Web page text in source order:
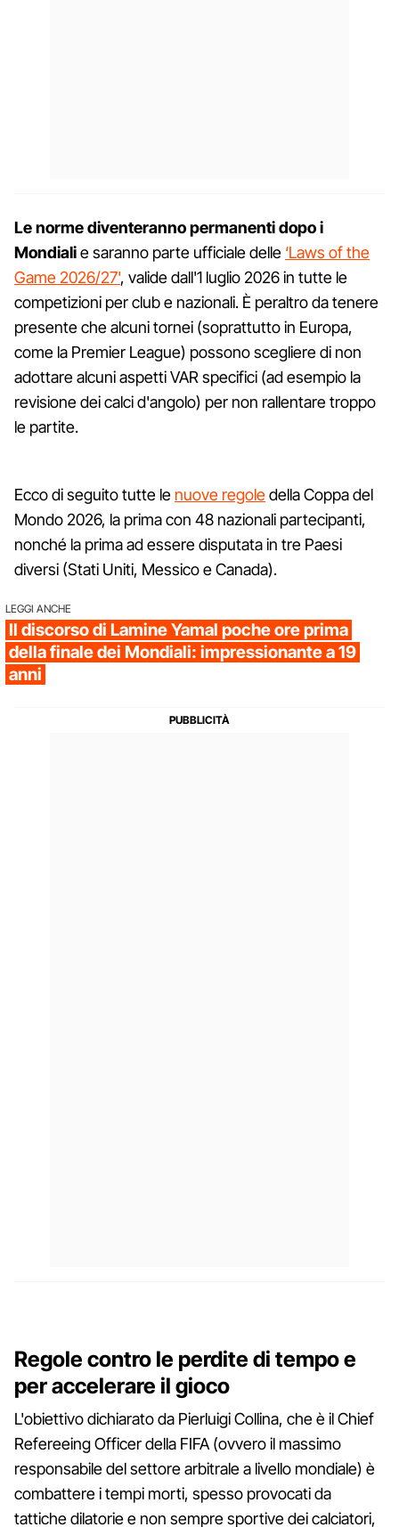
Le norme diventeranno permanenti dopo i
Mondialie saranno parte ufficiale delle ‘Laws of the
Game 2026/27', valide dall'1 luglio 2026 in tutte le
competizioni per club e nazionali. È peraltro da tenere
presente che alcuni tornei (soprattutto in Europa,
come la Premier League) possono scegliere di non
adottare alcuni aspetti VAR specifici (ad esempio la
revisione dei calci d'angolo) per non rallentare troppo
le partite.
Ecco di seguito tutte le nuove regoledella Coppa del
Mondo 2026, la prima con 48 nazionali partecipanti,
nonché la prima ad essere disputata in tre Paesi
diversi (Stati Uniti, Messico e Canada).
LEGGI ANCHE
Il discorso di Lamine Yamal poche ore prima
della finale dei Mondiali: impressionante a 19
anni
Regole contro le perdite di tempo e
per accelerare il gioco
L'obiettivo dichiarato da Pierluigi Collina, che è il Chief
Refereeing Officer della FIFA (ovvero il massimo
responsabile del settore arbitrale a livello mondiale) è
combattere i tempi morti, spesso provocati da
tattiche dilatorie e non sempre sportive dei calciatori,